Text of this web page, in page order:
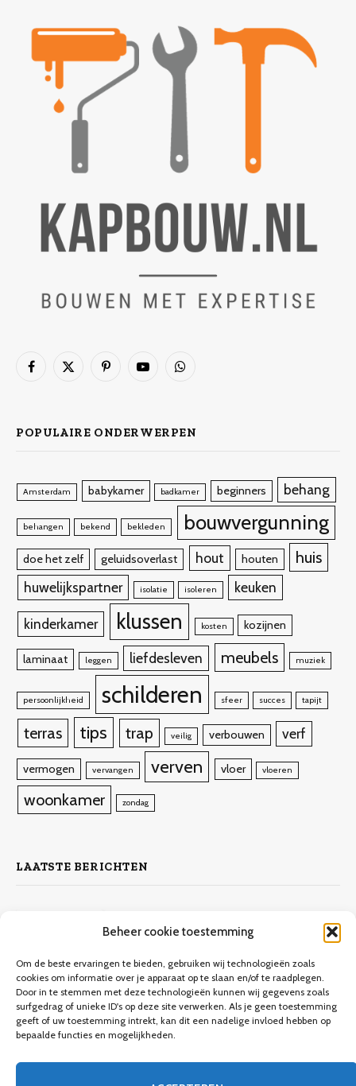
Beheer cookie toestemming
Om de beste ervaringen te bieden, gebruiken wij technologieën zoals
cookies om informatie over je apparaat op te slaan en/of te raadplegen.
Door in te stemmen met deze technologieën kunnen wij gegevens zoals
surfgedrag of unieke ID's op deze site verwerken. Als je geen toestemming
geeft of uw toestemming intrekt, kan dit een nadelige invloed hebben op
bepaalde functies en mogelijkheden.
Facebook
X
PinterestYouTubeWhatsApp
POPULAIRE ONDERWERPEN
Amsterdam babykamer badkamer beginners behang
behangen bekend bekleden bouwvergunning
doe het zelf geluidsoverlast hout houten huis
huwelijkspartner isolatie isoleren keuken
kinderkamer klussen kosten kozijnen
laminaat leggen liefdesleven meubels muziek
persoonlijkheid schilderen sfeer succes tapijt
terras tips trap veilig verbouwen verf
vermogen vervangen verven vloer vloeren
woonkamer zondag
LAATSTE BERICHTEN
Keuken verbouwen op een budget
9 december 2023 9.706Views